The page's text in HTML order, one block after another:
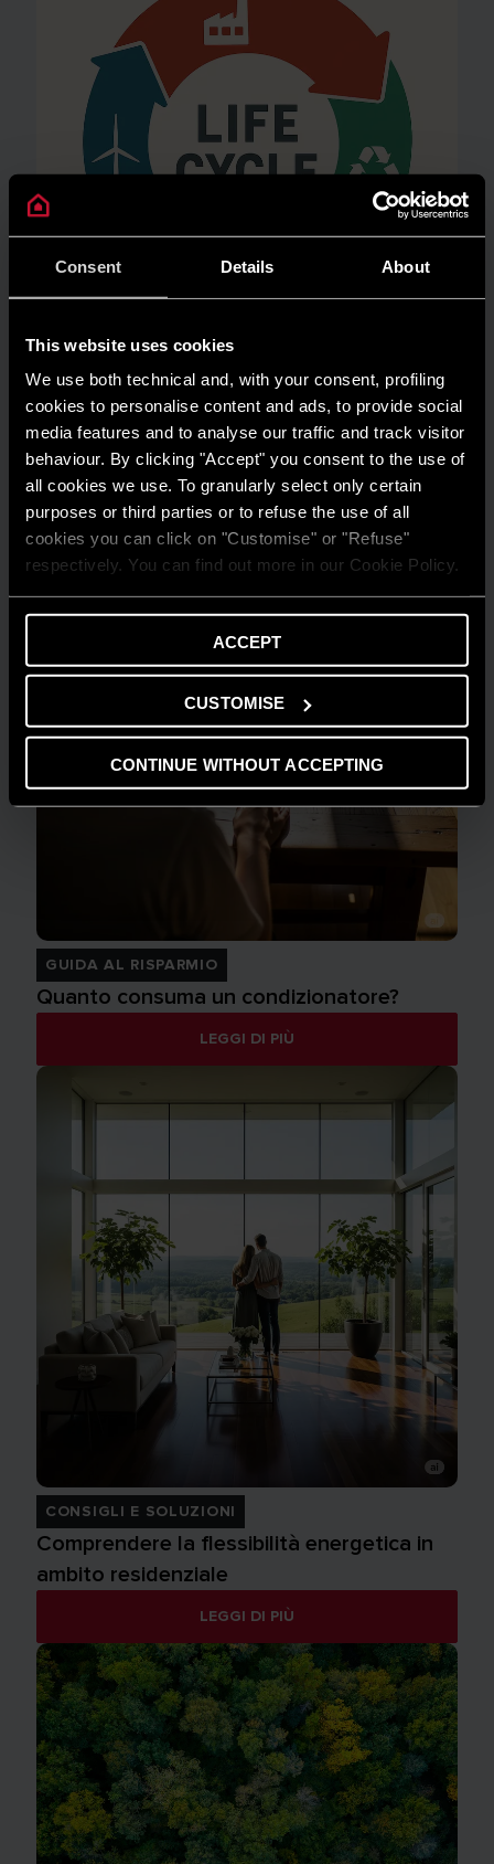
Consent Details About
This website uses cookies
We use both technical and, with your consent, profiling
cookies to personalise content and ads, to provide social
media features and to analyse our traffic and track visitor
behaviour. By clicking "Accept" you consent to the use of
all cookies we use. To granularly select only certain
purposes or third parties or to refuse the use of all
cookies you can click on "Customise" or "Refuse"
respectively. You can find out more in our Cookie Policy.
ACCEPT
CUSTOMISE
CONTINUE WITHOUT ACCEPTING
AMBIENTE
Risparmio energetico: trasforma la tua
casa in un modello di efficienza
LEGGI DI PIÙ
GUIDA AL RISPARMIO
Quanto consuma un condizionatore?
LEGGI DI PIÙ
CONSIGLI E SOLUZIONI
Comprendere la flessibilità energetica in
ambito residenziale
LEGGI DI PIÙ